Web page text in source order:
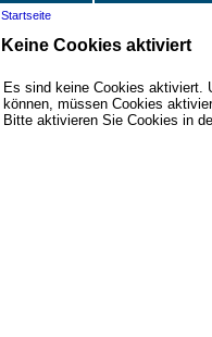
Startseite
Keine Cookies aktiviert
Es sind keine Cookies aktiviert.
können, müssen Cookies
Bitte aktivieren Sie Cookies in